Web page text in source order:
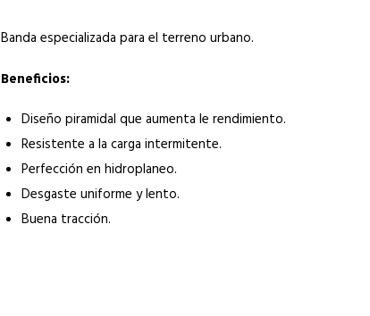
Banda especializada para el terreno urbano.
Beneficios:
Diseño piramidal que aumenta le rendimiento.
Resistente a la carga intermitente.
Perfección en hidroplaneo.
Desgaste uniforme y lento.
Buena tracción.